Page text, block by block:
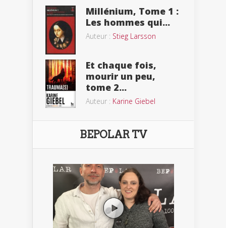
Millénium, Tome 1 :
Les hommes qui...
Auteur : Stieg Larsson
Et chaque fois,
mourir un peu,
tome 2...
Auteur : Karine Giebel
BEPOLAR TV